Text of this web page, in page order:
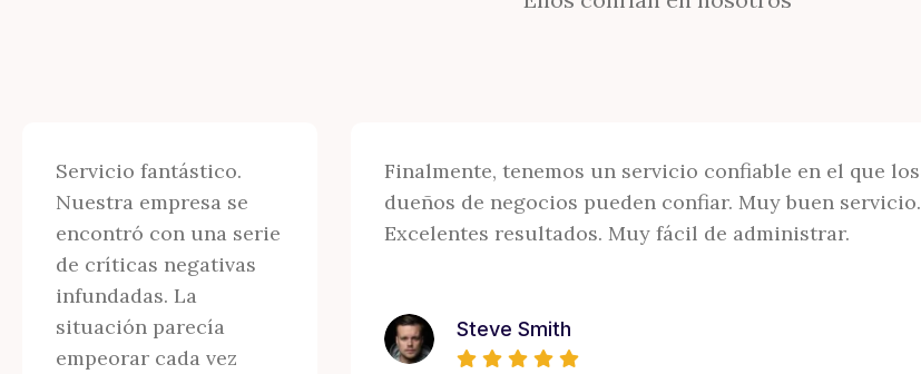
Servicio fantástico.
Nuestra empresa se
encontró con una serie
de críticas negativas
infundadas. La
situación parecía
empeorar cada vez
Finalmente, tenemos un servicio confiable en el que los
dueños de negocios pueden confiar. Muy buen servicio.
Excelentes resultados. Muy fácil de administrar.
Steve Smith